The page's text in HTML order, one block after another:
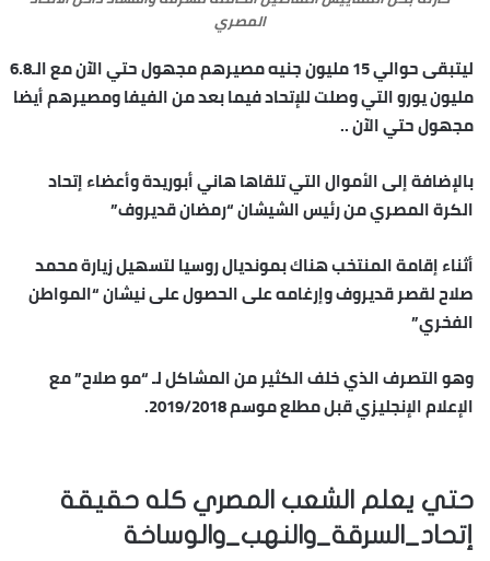
المصري
ليتبقى حوالي 15 مليون جنيه مصيرهم مجهول حتي الآن مع الـ6.8
مليون يورو التي وصلت للإتحاد فيما بعد من الفيفا ومصيرهم أيضا
مجهول حتي الآن ..
بالإضافة إلى الأموال التي تلقاها هاني أبوريدة وأعضاء إتحاد
الكرة المصري من رئيس الشيشان “رمضان قديروف”
أثناء إقامة المنتخب هناك بمونديال روسيا لتسهيل زيارة محمد
صلاح لقصر قديروف وإرغامه على الحصول على نيشان “المواطن
الفخري”
وهو التصرف الذي خلف الكثير من المشاكل لـ “مو صلاح” مع
الإعلام الإنجليزي قبل مطلع موسم 2019/2018.
حتي يعلم الشعب المصري كله حقيقة
إتحاد_السرقة_والنهب_والوساخة